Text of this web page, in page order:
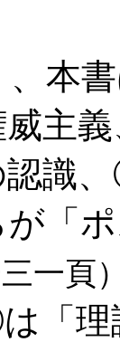
本
主
識
「
三一頁
「理